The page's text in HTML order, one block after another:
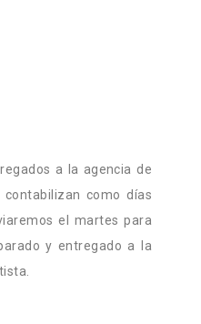
a la agencia de
como días
el martes para
y entregado a la